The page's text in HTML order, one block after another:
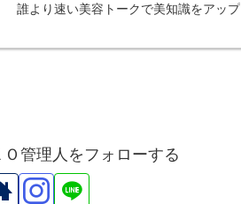
誰より速い美容トークで美知識をアップ
管理人をフォローする